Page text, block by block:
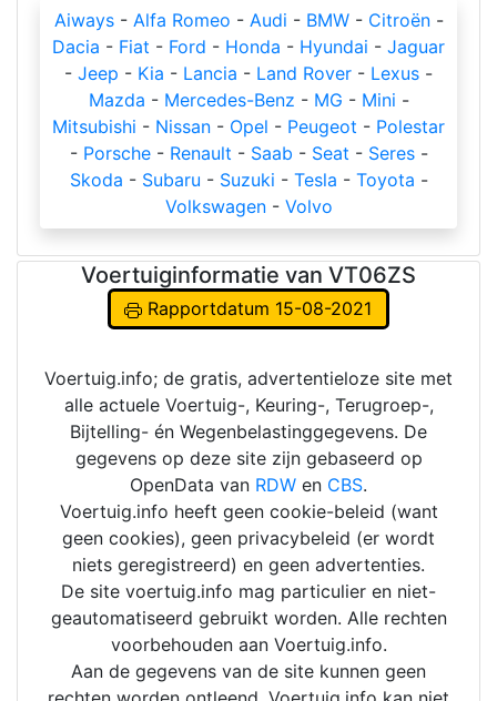
Aiways- Alfa Romeo - Audi - BMW- Citroën-
Dacia - Fiat - Ford - Honda - Hyundai - Jaguar
- Jeep - Kia - Lancia - Land Rover - Lexus -
Mazda - Mercedes-Benz - MG - Mini -
Mitsubishi - Nissan - Opel - Peugeot - Polestar
- Porsche- Renault - Saab - Seat - Seres-
Skoda - Subaru - Suzuki - Tesla - Toyota -
Volkswagen- Volvo
Voertuiginformatie van VT06ZS
Rapportdatum 15-08-2021
Voertuig.info; de gratis, advertentieloze site met
alle actuele Voertuig-, Keuring-, Terugroep-,
Bijtelling- én Wegenbelastinggegevens. De
gegevens op deze site zijn gebaseerd op
OpenData van RDW en CBS.
Voertuig.info heeft geen cookie-beleid (want
geen cookies), geen privacybeleid (er wordt
niets geregistreerd) en geen advertenties.
De site voertuig.info mag particulier en niet-
geautomatiseerd gebruikt worden. Alle rechten
voorbehouden aan Voertuig.info.
Aan de gegevens van de site kunnen geen